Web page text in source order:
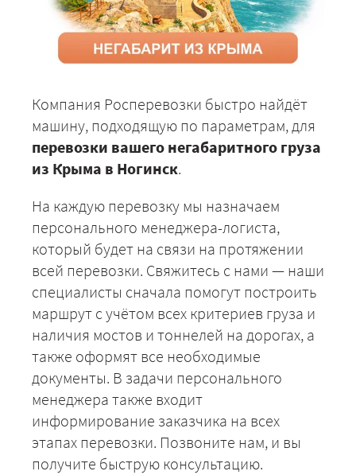
Компания Росперевозки быстро найдёт
машину, подходящую по параметрам, для
перевозки вашего негабаритного груза
из Крыма в Ногинск.
На каждую перевозку мы назначаем
персонального менеджера-логиста,
который будет на связи на протяжении
всей перевозки. Свяжитесь с нами — наши
специалисты сначала помогут построить
маршрут с учётом всех критериев груза и
наличия мостов и тоннелей на дорогах, а
также оформят все необходимые
документы. В задачи персонального
менеджера также входит
информирование заказчика на всех
этапах перевозки. Позвоните нам, и вы
получите быструю консультацию.